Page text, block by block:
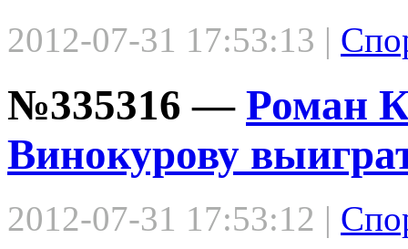
2012-07-31 17:53:13 |
№335316 — Роман
Винокурову
2012-07-31 17:53:12 |